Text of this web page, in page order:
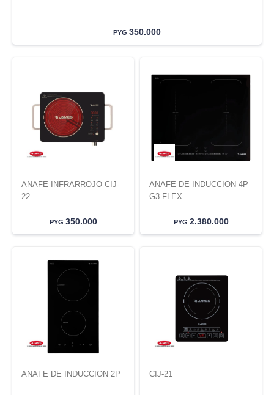
PYG 350.000
ANAFE INFRARROJO CIJ-
22
PYG 350.000
ANAFE DE INDUCCION 4P
G3 FLEX
PYG 2.380.000
ANAFE DE INDUCCION 2P CIJ-21